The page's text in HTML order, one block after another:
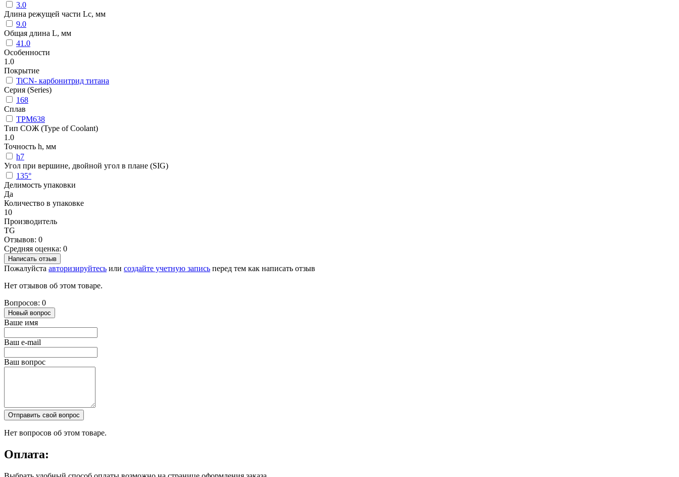
3.0
Длина режущей части Lc, мм
9.0
Общая длина L, мм
41.0
Особенности
1.0
Покрытие
TiCN- карбонитрид титана
Серия (Series)
168
Сплав
TPM638
Тип СОЖ (Type of Coolant)
1.0
Точность h, мм
h7
Угол при вершине, двойной угол в плане (SIG)
135°
Делимость упаковки
Да
Количество в упаковке
10
Производитель
TG
Отзывов: 0
Средняя оценка: 0
Написать отзыв
Пожалуйста авторизируйтесь или создайте учетную запись перед тем как написать отзыв
Нет отзывов об этом товаре.
Вопросов: 0
Новый вопрос
Ваше имя
Ваш e-mail
Ваш вопрос
Отправить свой вопрос
Нет вопросов об этом товаре.
Оплата: